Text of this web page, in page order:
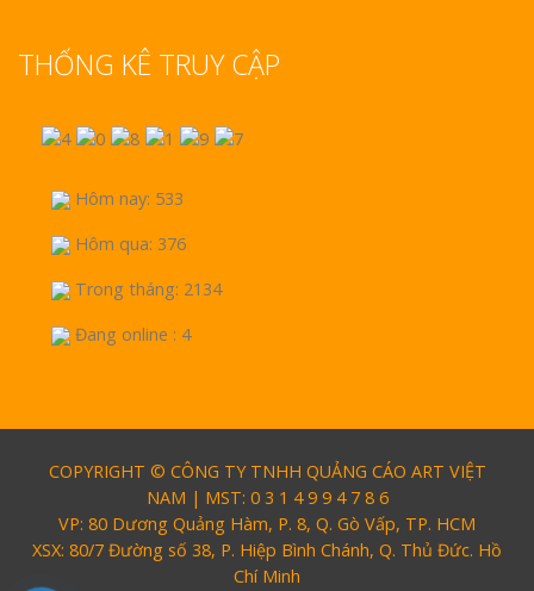
THỐNG KÊ TRUY CẬP
Hôm nay: 533
Hôm qua: 376
Trong tháng: 2134
Đang online : 4
COPYRIGHT © CÔNG TY TNHH QUẢNG CÁO ART VIỆT
NAM | MST: 0 3 1 4 9 9 4 7 8 6
VP: 80 Dương Quảng Hàm, P. 8, Q. Gò Vấp, TP. HCM
XSX: 80/7 Đường số 38, P. Hiệp Bình Chánh, Q. Thủ Đức. Hồ
Chí Minh